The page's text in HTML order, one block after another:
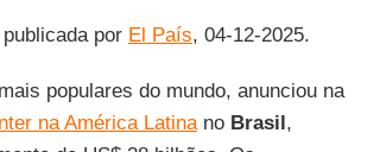
por El País, 04-12-2025.
populares do mundo, anunciou na
na América Latinano Brasil,